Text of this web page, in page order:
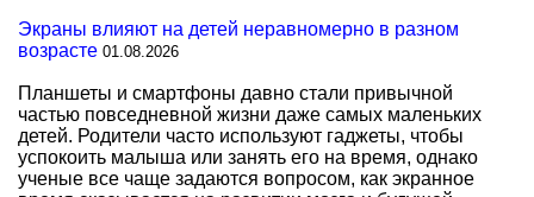
Экраны влияют на детей неравномерно в разном
возрасте 01.08.2026
Планшеты и смартфоны давно стали привычной
частью повседневной жизни даже самых маленьких
детей. Родители часто используют гаджеты, чтобы
успокоить малыша или занять его на время, однако
ученые все чаще задаются вопросом, как экранное